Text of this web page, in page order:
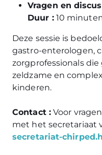
Vragen en
Duur :10
Deze sessie is
gastro-enterologen,
zorgprofessionals
zeldzame en
kinderen.
Contact :Voor
met het secretariaat
secretariat-